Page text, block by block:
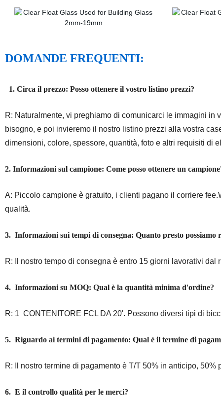
DOMANDE FREQUENTI:
1. Circa il prezzo: Posso ottenere il vostro listino prezzi?
R: Naturalmente, vi preghiamo di comunicarci le immagini in
bisogno, e poi invieremo il nostro listino prezzi alla vostra
dimensioni, colore, spessore, quantità, foto e altri requisiti di
2. Informazioni sul campione: Come posso ottenere un
A: Piccolo campione è gratuito, i clienti pagano il corriere
qualità.
3. Informazioni sui tempi di consegna: Quanto presto possiamo
R: Il nostro tempo di consegna è entro 15 giorni lavorativi dal
4. Informazioni su MOQ: Qual è la quantità minima d'ordine?
R: 1 CONTENITORE FCL DA 20'. Possono diversi tipi di
5. Riguardo ai termini di pagamento: Qual è il termine di
R: Il nostro termine di pagamento è T/T 50% in anticipo, 50%
6. E il controllo qualità per le merci?